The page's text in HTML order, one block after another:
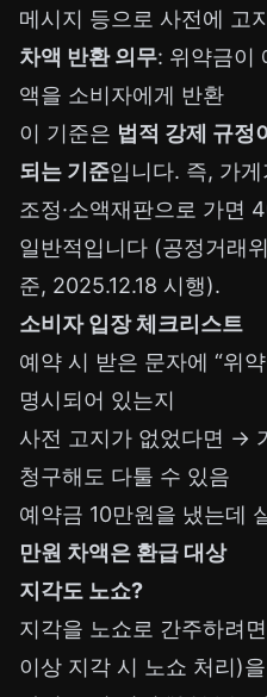
메시지 등으로 사전에 고
차액 반환 의무: 위약금이
액을 소비자에게 반환
이 기준은 법적 강제 규정
되는 기준입니다. 즉, 가
조정·소액재판으로 가면
일반적입니다 (공정거래
준, 2025.12.18 시행).
소비자 입장 체크리스트
예약 시 받은 문자에 “위
명시되어 있는지
사전 고지가 없었다면 →
청구해도 다툴 수 있음
예약금 10만원을 냈는데
만원 차액은 환급 대상
지각도 노쇼?
지각을 노쇼로 간주하려
이상 지각 시 노쇼 처리)